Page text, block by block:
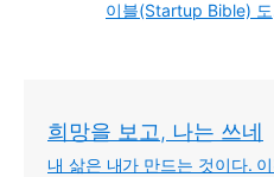
이블(Startup Bible) 도
희망을 보고, 나는 쓰네
내 삶은 내가 만드는 것이다.